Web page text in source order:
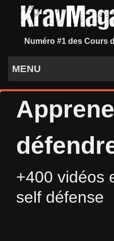
Numéro #1 des Cours
MENU
+400 vidéos
self défense